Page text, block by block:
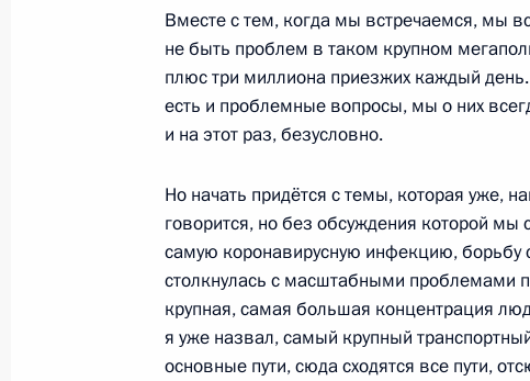
Совещание о ликвидации последствий
области
8 сентября 2020 года, 13:30 Московская
7 сентября 2020 года, понедельник
Встреча с врио губернатора
Шапшой
7 сентября 2020 года, 14:10 Московская область,
Вместе с тем, когда мы встречаемся, мы
не быть проблем в таком крупном
плюс три миллиона приезжих каждый
есть и проблемные вопросы, мы о них
и на этот раз, безусловно.
Но начать придётся с темы, которая уже,
говорится, но без обсуждения которой
самую коронавирусную инфекцию, борьбу
столкнулась с масштабными проблемами
крупная, самая большая концентрация
я уже назвал, самый крупный
основные пути, сюда сходятся все пути,